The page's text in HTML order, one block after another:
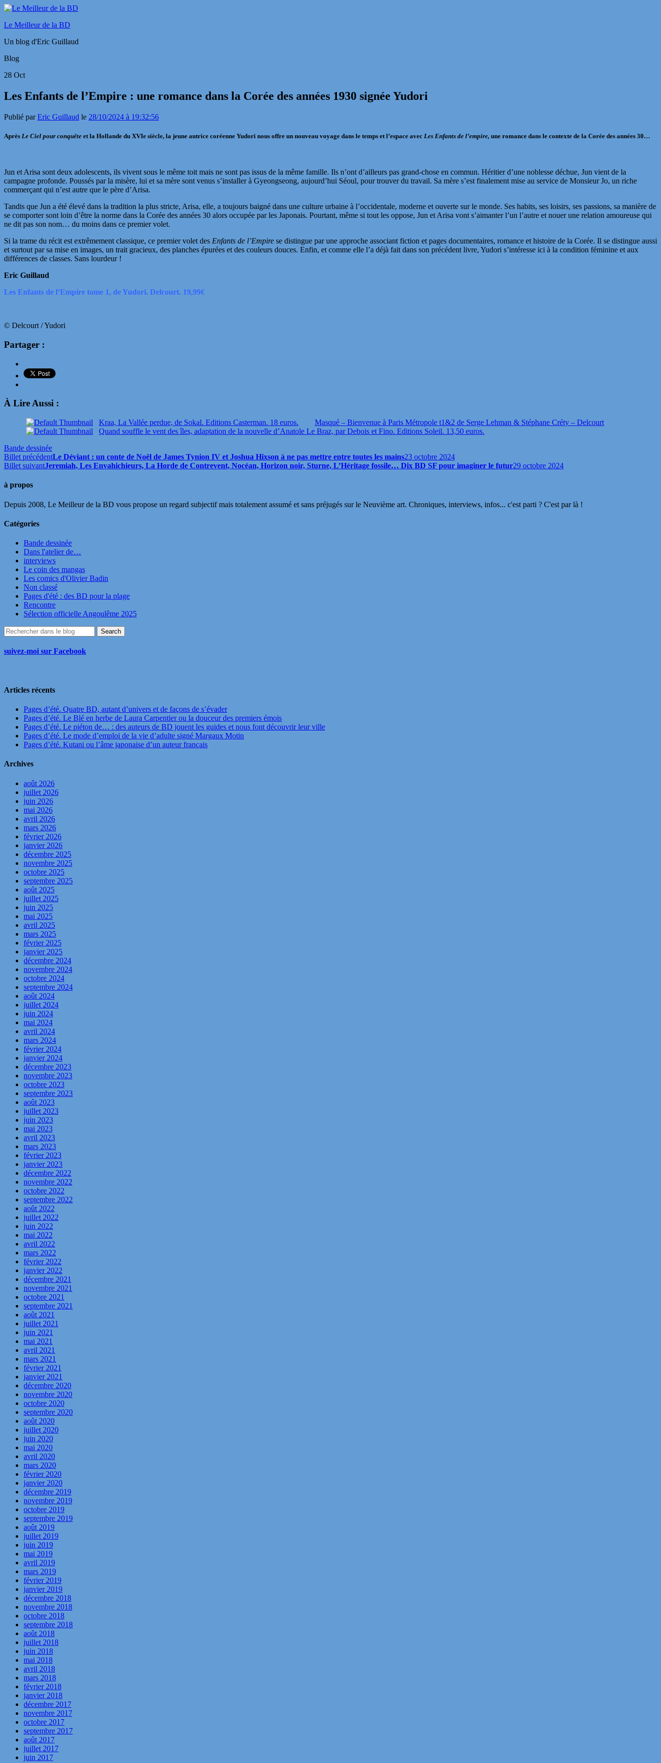
Le Meilleur de la BD
Un blog d'Eric Guillaud
Blog
28 Oct
Les Enfants de l’Empire : une romance dans la Corée des années 1930 signée Yudori
Publié parEric Guillaud le 28/10/2024 à 19:32:56
Après Le Ciel pour conquête et la Hollande du XVIe siècle, la jeune autrice coréenne Yudori nous offre un nouveau voyage dans le temps et l’espace avec Les Enfants de l’empire, une romance dans le contexte de la Corée des années 30…
Jun et Arisa sont deux adolescents, ils vivent sous le même toit mais ne sont pas issus de la même famille. Ils n’ont d’ailleurs pas grand-chose en commun. Héritier d’une noblesse déchue, Jun vient de la
campagne profonde. Poussés par la misère, lui et sa mère sont venus s’installer à Gyeongseong, aujourd’hui Séoul, pour trouver du travail. Sa mère s’est finalement mise au service de Monsieur Jo, un riche
commerçant qui n’est autre que le père d’Arisa.
Tandis que Jun a été élevé dans la tradition la plus stricte, Arisa, elle, a toujours baigné dans une culture urbaine à l’occidentale, moderne et ouverte sur le monde. Ses habits, ses loisirs, ses passions, sa manière de
se comporter sont loin d’être la norme dans la Corée des années 30 alors occupée par les Japonais. Pourtant, même si tout les oppose, Jun et Arisa vont s’aimanter l’un l’autre et nouer une relation amoureuse qui
ne dit pas son nom… du moins dans ce premier volet.
Si la trame du récit est extrêmement classique, ce premier volet des Enfants de l’Empire se distingue par une approche associant fiction et pages documentaires, romance et histoire de la Corée. Il se distingue aussi
et surtout par sa mise en images, un trait gracieux, des planches épurées et des couleurs douces. Enfin, et comme elle l’a déjà fait dans son précédent livre, Yudori s’intéresse ici à la condition féminine et aux
différences de classes. Sans lourdeur !
Eric Guillaud
Les Enfants de l’Empire tome 1, de Yudori. Delcourt. 19,99€
© Delcourt / Yudori
Partager :
À Lire Aussi :
Kraa, La Vallée perdue, de Sokal. Editions Casterman. 18 euros.
Masqué – Bienvenue à Paris Métropole t1&2 de Serge Lehman & Stéphane Créty – Delcourt
Quand souffle le vent des îles, adaptation de la nouvelle d’Anatole Le Braz, par Debois et Fino. Editions Soleil. 13,50 euros.
Bande dessinée
Billet précédentLe Déviant : un conte de Noël de James Tynion IV et Joshua Hixson à ne pas mettre entre toutes les mains23 octobre 2024
Billet suivantJeremiah, Les Envahichieurs, La Horde de Contrevent, Nocéan, Horizon noir, Sturne, L’Héritage fossile… Dix BD SF pour imaginer le futur29 octobre 2024
à propos
Depuis 2008, Le Meilleur de la BD vous propose un regard subjectif mais totalement assumé et sans préjugés sur le Neuvième art. Chroniques, interviews, infos... c'est parti ? C'est par là !
Catégories
Bande dessinée
Dans l'atelier de…
interviews
Le coin des mangas
Les comics d'Olivier Badin
Non classé
Pages d'été : des BD pour la plage
Rencontre
Sélection officielle Angoulême 2025
suivez-moi sur Facebook
Articles récents
Pages d’été. Quatre BD, autant d’univers et de façons de s’évader
Pages d’été. Le Blé en herbe de Laura Carpentier ou la douceur des premiers émois
Pages d’été. Le piéton de… : des auteurs de BD jouent les guides et nous font découvrir leur ville
Pages d’été. Le mode d’emploi de la vie d’adulte signé Margaux Motin
Pages d’été. Kutani ou l’âme japonaise d’un auteur français
Archives
août 2026
juillet 2026
juin 2026
mai 2026
avril 2026
mars 2026
février 2026
janvier 2026
décembre 2025
novembre 2025
octobre 2025
septembre 2025
août 2025
juillet 2025
juin 2025
mai 2025
avril 2025
mars 2025
février 2025
janvier 2025
décembre 2024
novembre 2024
octobre 2024
septembre 2024
août 2024
juillet 2024
juin 2024
mai 2024
avril 2024
mars 2024
février 2024
janvier 2024
décembre 2023
novembre 2023
octobre 2023
septembre 2023
août 2023
juillet 2023
juin 2023
mai 2023
avril 2023
mars 2023
février 2023
janvier 2023
décembre 2022
novembre 2022
octobre 2022
septembre 2022
août 2022
juillet 2022
juin 2022
mai 2022
avril 2022
mars 2022
février 2022
janvier 2022
décembre 2021
novembre 2021
octobre 2021
septembre 2021
août 2021
juillet 2021
juin 2021
mai 2021
avril 2021
mars 2021
février 2021
janvier 2021
décembre 2020
novembre 2020
octobre 2020
septembre 2020
août 2020
juillet 2020
juin 2020
mai 2020
avril 2020
mars 2020
février 2020
janvier 2020
décembre 2019
novembre 2019
octobre 2019
septembre 2019
août 2019
juillet 2019
juin 2019
mai 2019
avril 2019
mars 2019
février 2019
janvier 2019
décembre 2018
novembre 2018
octobre 2018
septembre 2018
août 2018
juillet 2018
juin 2018
mai 2018
avril 2018
mars 2018
février 2018
janvier 2018
décembre 2017
novembre 2017
octobre 2017
septembre 2017
août 2017
juillet 2017
juin 2017